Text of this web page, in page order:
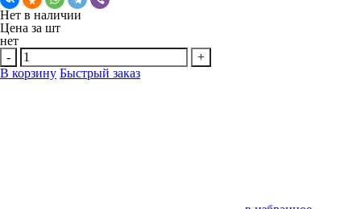
Нет в наличии
Цена за шт
нет
-
+
В корзину Быстрый заказ